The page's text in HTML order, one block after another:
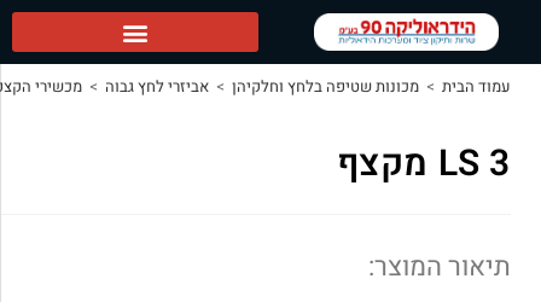
מכונות שטיפה בלחץ וחלקיהן > אביזרי לחץ גבוה > מכשירי הקצפה > LS 3 מקצף